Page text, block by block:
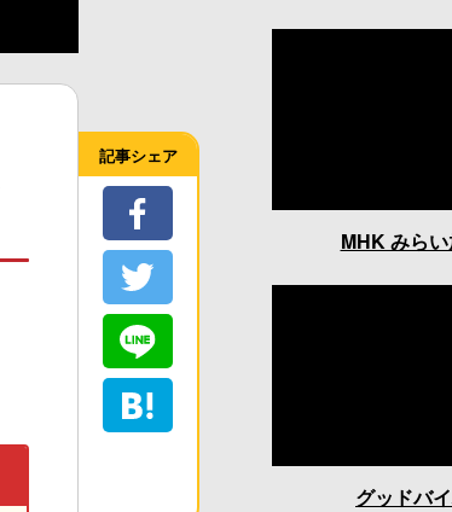
記事シェア
MHK みら
グッドバ